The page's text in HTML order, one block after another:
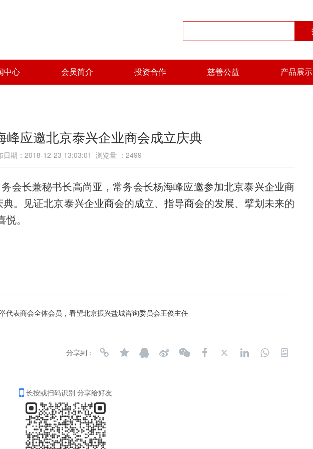
中心 会员简介 投资合作 慈善公益 产品展示
峰应邀北京泰兴企业商会成立庆典
日期：2018-12-23 13:03:01 浏览量 ： 2499
会长兼秘书长高尚亚，常务会长杨海峰应邀参加北京泰兴企业商
。见证北京泰兴企业商会的成立、指导商会的发展、擘划未来的
。
代表商会全体会员，看望北京振兴盐城咨询委员会王俊主任
分享到：
长按或扫码识别 分享给好友